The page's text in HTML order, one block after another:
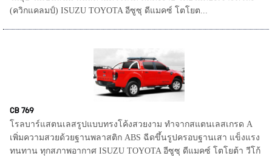
(ควิกแคลมป์) ISUZU TOYOTA อีซูซุ ดีแมคซ์ โตโยต...
CB 769
โรลบาร์แสตนเลสรูปแบบทรงโค้งสวยงาม ทำจากสแตนเลสเกรด A
เพิ่มความสวยด้วยฐานพลาสติก ABS ฉีดขึ้นรูปครอบฐานเสา แข็งแรง
ทนทาน ทุกสภาพอากาศ ISUZU TOYOTA อีซูซุ ดีแมคซ์ โตโยต้า วีโก้